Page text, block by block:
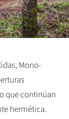
Mono-
que continúan
hermética.